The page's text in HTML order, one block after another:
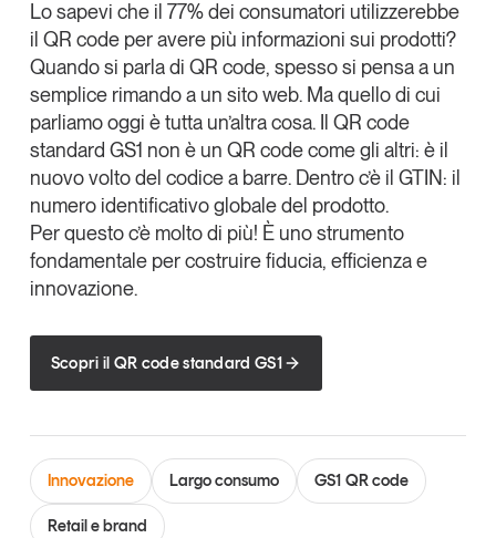
Tutti gli appuntamenti
Chi siamo
Newsletter
Contatti
Tendenze Journal
La nostra newsletter nella tua email
Iscriviti
Lo sapevi che il 77% dei consumatori utilizzerebbe
il QR code per avere più informazioni sui prodotti?
Quando si parla di QR code, spesso si pensa a un
semplice rimando a un sito web. Ma quello di cui
parliamo oggi è tutta un’altra cosa.
Il QR code
standard GS1 non è un QR code come gli altri: è il
nuovo volto del codice a barre. Dentro c’è il GTIN: il
numero identificativo globale del prodotto.
Per questo c’è molto di più! È uno strumento
fondamentale per costruire fiducia, efficienza e
innovazione.
Scopri il QR code standard GS1
Innovazione Largo consumo GS1 QR code
Retail e brand